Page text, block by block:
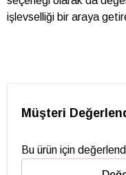
işlevselliği bir araya
Müşteri
Bu ürün için